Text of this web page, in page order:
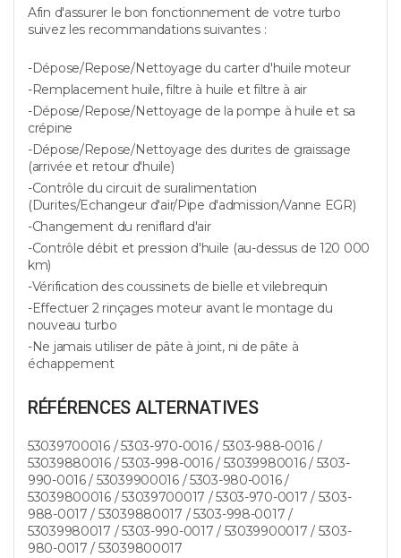
Afin d'assurer le bon fonctionnement de votre turbo
suivez les recommandations suivantes :
-Dépose/Repose/Nettoyage du carter d'huile moteur
-Remplacement huile, filtre à huile et filtre à air
-Dépose/Repose/Nettoyage de la pompe à huile et sa
crépine
-Dépose/Repose/Nettoyage des durites de graissage
(arrivée et retour d'huile)
-Contrôle du circuit de suralimentation
(Durites/Echangeur d'air/Pipe d'admission/Vanne EGR)
-Changement du reniflard d'air
-Contrôle débit et pression d'huile (au-dessus de 120 000
km)
-Vérification des coussinets de bielle et vilebrequin
-Effectuer 2 rinçages moteur avant le montage du
nouveau turbo
-Ne jamais utiliser de pâte à joint, ni de pâte à
échappement
RÉFÉRENCES ALTERNATIVES
53039700016 / 5303-970-0016 / 5303-988-0016 /
53039880016 / 5303-998-0016 / 53039980016 / 5303-
990-0016 / 53039900016 / 5303-980-0016 /
53039800016 / 53039700017 / 5303-970-0017 / 5303-
988-0017 / 53039880017 / 5303-998-0017 /
53039980017 / 5303-990-0017 / 53039900017 / 5303-
980-0017 / 53039800017